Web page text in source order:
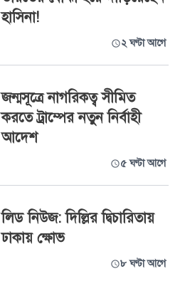
হাসিনা!
২ ঘণ্টা আগে
জন্মসূত্রে নাগরিকত্ব সীমিত
করতে ট্রাম্পের নতুন নির্বাহী
আদেশ
৫ ঘণ্টা আগে
লিড নিউজ: দিল্লির দ্বিচারিতায়
ঢাকায় ক্ষোভ
৮ ঘণ্টা আগে